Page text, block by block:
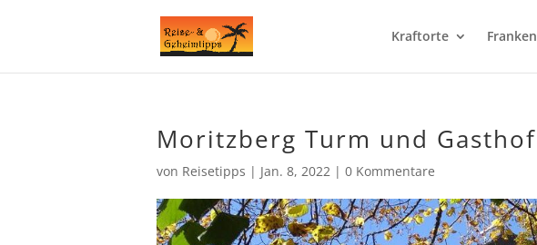
Kraftorte Franken
Moritzberg Turm und Gasthof
von Reisetipps | Jan. 8, 2022| 0 Kommentare